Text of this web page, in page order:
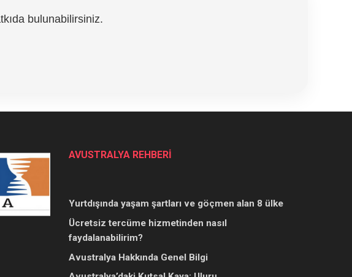
bulunabilirsiniz.
AVUSTRALYA REHBERİ
Yurtdışında yaşam şartları ve göçmen alan 8 ülke
Ücretsiz tercüme hizmetinden nasıl
faydalanabilirim?
Avustralya Hakkında Genel Bilgi